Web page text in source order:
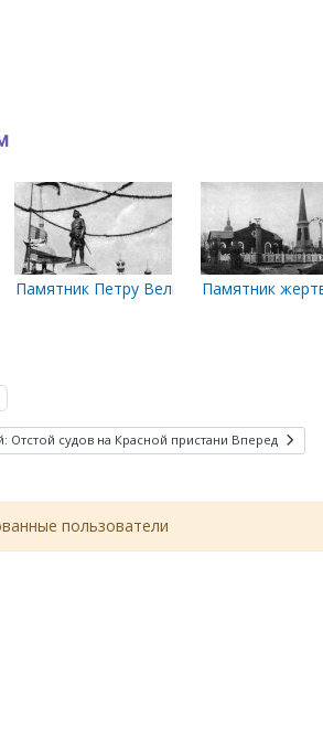
1950-х начало 1960-х
Памятник Петру Великому в день
Памятник
Отстой судов на Красной пристани Вперед
пользователи